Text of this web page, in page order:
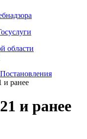
Постановления
и ранее
и ранее